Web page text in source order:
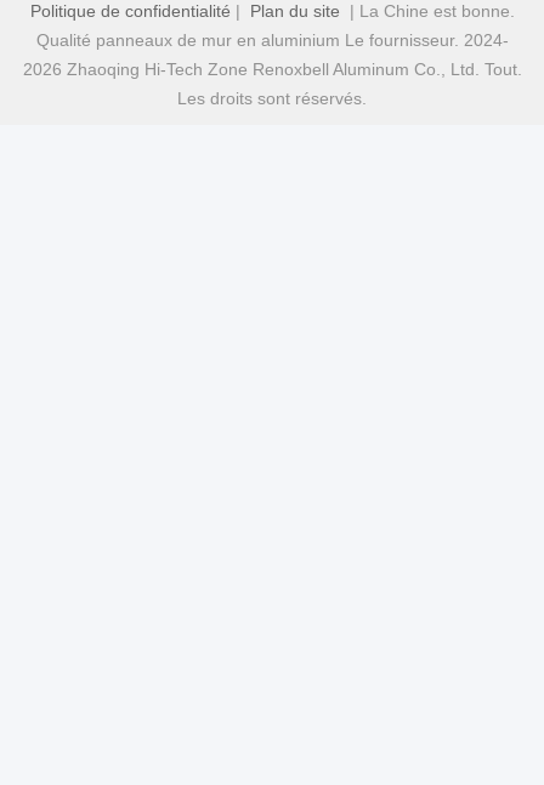
Politique de confidentialité | Plan du site | La Chine est bonne.
Qualité panneaux de mur en aluminium Le fournisseur. 2024-
2026 Zhaoqing Hi-Tech Zone Renoxbell Aluminum Co., Ltd. Tout.
Les droits sont réservés.